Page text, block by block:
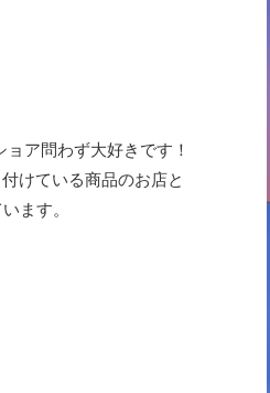
ア問わず大好きです！
けている商品のお店と
ます。